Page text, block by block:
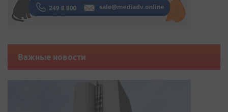
Важные новости